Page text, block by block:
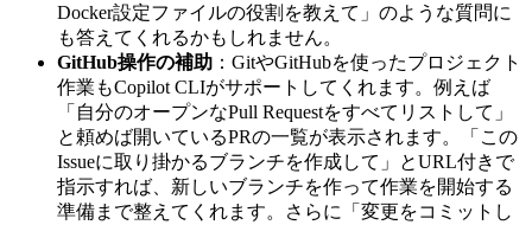
Docker設定ファイルの役割を教えて」のような質問に
も答えてくれるかもしれません。
GitHub操作の補助 ：GitやGitHubを使ったプロジェクト
作業もCopilot CLIがサポートしてくれます。例えば
「自分のオープンなPull Requestをすべてリストして」
と頼めば開いているPRの一覧が表示されます。「この
Issueに取り掛かるブランチを作成して」とURL付きで
指示すれば、新しいブランチを作って作業を開始する
準備まで整えてくれます。さらに「変更をコミットし